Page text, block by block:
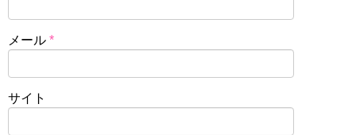
メール *
サイト